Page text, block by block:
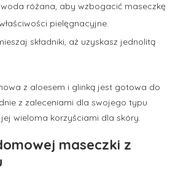
różana, aby wzbogacić maseczkę
pielęgnacyjne.
składniki, aż uzyskasz jednolitą
z aloesem i glinką jest gotowa do
z zaleceniami dla swojego typu
wieloma korzyściami dla skóry.
maseczki z